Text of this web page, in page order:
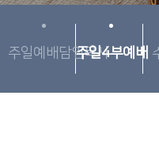
주일예배담임목사주일4부예배